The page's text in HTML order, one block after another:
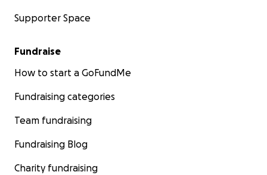
Supporter Space
Fundraise
How to start a GoFundMe
Fundraising categories
Team fundraising
Fundraising Blog
Charity fundraising